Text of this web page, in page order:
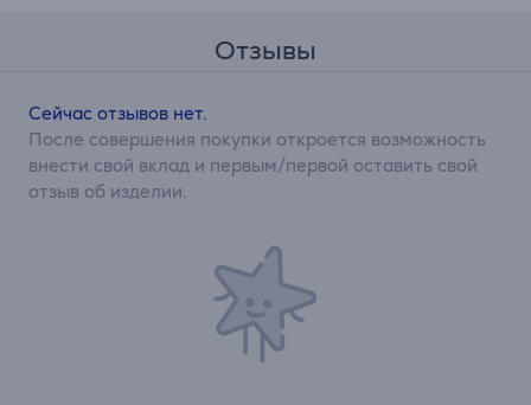
Отзывы
Сейчас отзывов нет.
После совершения покупки откроется возможность
внести свой вклад и первым/первой оставить свой
отзыв об изделии.